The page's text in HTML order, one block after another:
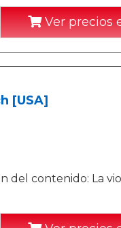
Ver precios
[USA]
del contenido: La